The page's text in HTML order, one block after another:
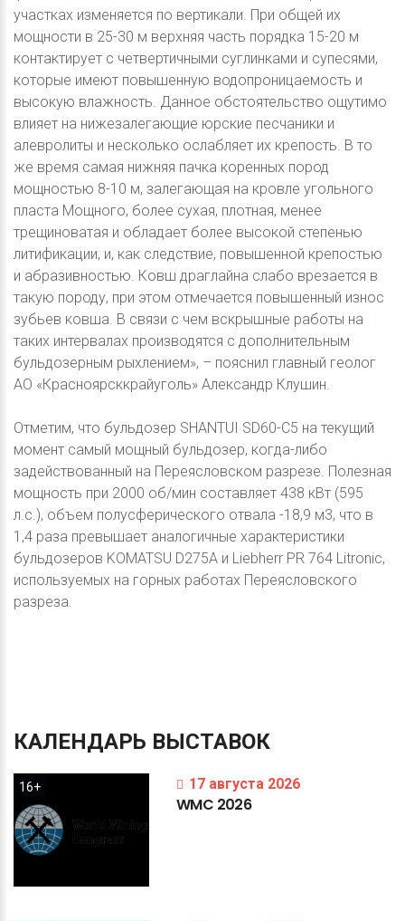
участках изменяется по вертикали. При общей их
мощности в 25-30 м верхняя часть порядка 15-20 м
контактирует с четвертичными суглинками и супесями,
которые имеют повышенную водопроницаемость и
высокую влажность. Данное обстоятельство ощутимо
влияет на нижезалегающие юрские песчаники и
алевролиты и несколько ослабляет их крепость. В то
же время самая нижняя пачка коренных пород
мощностью 8-10 м, залегающая на кровле угольного
пласта Мощного, более сухая, плотная, менее
трещиноватая и обладает более высокой степенью
литификации, и, как следствие, повышенной крепостью
и абразивностью. Ковш драглайна слабо врезается в
такую породу, при этом отмечается повышенный износ
зубьев ковша. В связи с чем вскрышные работы на
таких интервалах производятся с дополнительным
бульдозерным рыхлением», – пояснил главный геолог
АО «Красноярсккрайуголь» Александр Клушин.
Отметим, что бульдозер SHANTUI SD60-C5 на текущий
момент самый мощный бульдозер, когда-либо
задействованный на Переясловском разрезе. Полезная
мощность при 2000 об/мин составляет 438 кВт (595
л.с.), объем полусферического отвала -18,9 м3, что в
1,4 раза превышает аналогичные характеристики
бульдозеров KOMATSU D275A и Liebherr PR 764 Litronic,
используемых на горных работах Переясловского
разреза.
КАЛЕНДАРЬ ВЫСТАВОК
16+ 17 августа 2026
WMC 2026